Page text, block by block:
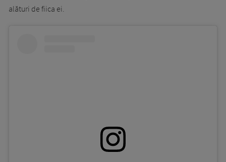
alături de fiica ei.